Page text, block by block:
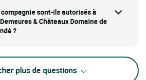
sont-ils autorisés à
& Châteaux Domaine de
?
plus de questions